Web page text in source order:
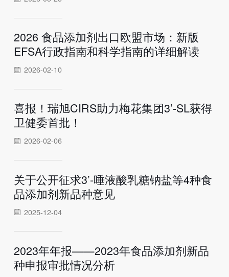
2026 食品添加剂出口欧盟市场：新版
EFSA行政指南和科学指南的详细解读
2026-02-10
喜报！瑞旭CIRS助力梅花集团3’-SL获得
卫健委首批！
2026-02-06
关于公开征求3’-唾液酸乳糖钠盐等4种食
品添加剂新品种意见
2025-12-04
2023年年报——2023年食品添加剂新品
种申报审批情况分析